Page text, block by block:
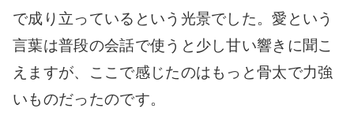
で成り立っているという光景でした。愛という
言葉は普段の会話で使うと少し甘い響きに聞こ
えますが、ここで感じたのはもっと骨太で力強
いものだったのです。